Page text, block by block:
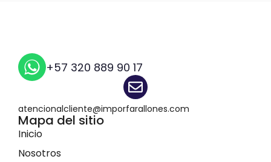
+57 320 889 90 17
atencionalcliente@imporfarallones.com
Mapa del sitio
Inicio
Nosotros